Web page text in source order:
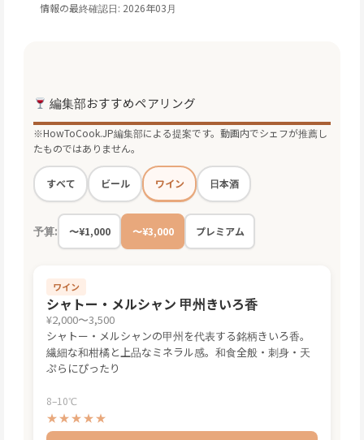
情報の最終確認日: 2026年03月
編集部おすすめペアリング
※HowToCook.JP編集部による提案です。動画内でシェフが推薦し
たものではありません。
すべて ビール ワイン 日本酒
予算: 〜¥1,000 〜¥3,000 プレミアム
ワイン
シャトー・メルシャン 甲州きいろ香
¥2,000〜3,500
シャトー・メルシャンの甲州を代表する銘柄きいろ香。
繊細な和柑橘と上品なミネラル感。和食全般・刺身・天
ぷらにぴったり
8–10℃
★★★★★